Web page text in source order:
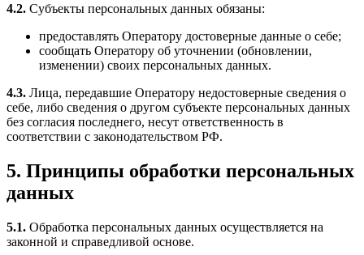
4.2. Субъекты персональных данных обязаны:
предоставлять Оператору достоверные данные о себе;
сообщать Оператору об уточнении (обновлении,
изменении) своих персональных данных.
4.3. Лица, передавшие Оператору недостоверные сведения о
себе, либо сведения о другом субъекте персональных данных
без согласия последнего, несут ответственность в
соответствии с законодательством РФ.
5. Принципы обработки персональных
данных
5.1. Обработка персональных данных осуществляется на
законной и справедливой основе.